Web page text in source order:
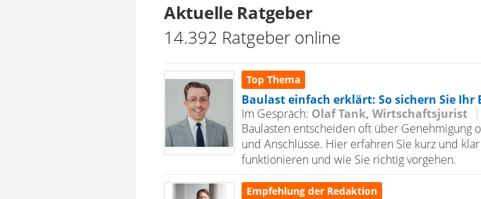
Aktuelle Ratgeber
14.392 Ratgeber online
Top Thema
Baulast einfach erklärt: So sichern Sie Ihr
Im Gespräch: Olaf Tank, Wirtschaftsjurist |
Baulasten entscheiden oft über Genehmigung
und Anschlüsse. Hier erfahren Sie kurz und
funktionieren und wie Sie richtig vorgehen.
Empfehlung der Redaktion